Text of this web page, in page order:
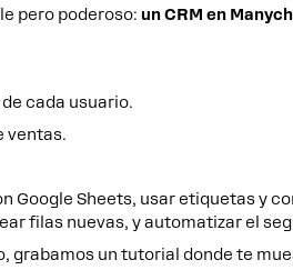
pero poderoso: un CRM en
cada usuario.
ventas.
Google Sheets, usar etiquetas y
filas nuevas, y automatizar el
grabamos un tutorial donde te